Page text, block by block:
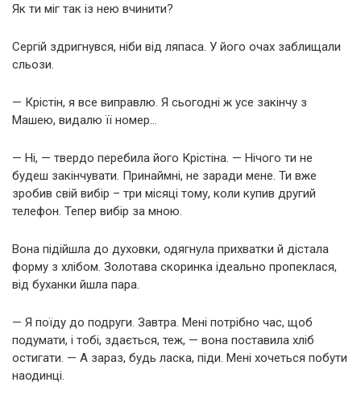
Як ти міг так із нею вчинити?
Сергій здригнувся, ніби від ляпаса. У його очах заблищали
сльози.
— Крістін, я все виправлю. Я сьогодні ж усе закінчу з
Машею, видалю її номер…
— Ні, — твердо перебила його Крістіна. — Нічого ти не
будеш закінчувати. Принаймні, не заради мене. Ти вже
зробив свій вибір – три місяці тому, коли купив другий
телефон. Тепер вибір за мною.
Вона підійшла до духовки, одягнула прихватки й дістала
форму з хлібом. Золотава скоринка ідеально пропеклася,
від буханки йшла пара.
— Я поїду до подруги. Завтра. Мені потрібно час, щоб
подумати, і тобі, здається, теж, — вона поставила хліб
остигати. — А зараз, будь ласка, піди. Мені хочеться побути
наодинці.